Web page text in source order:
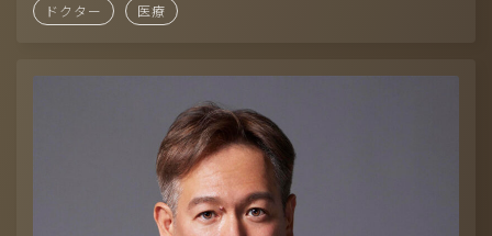
RECRUIT
ドクター 医療